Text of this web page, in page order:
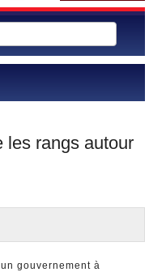
les rangs autour
gouvernement à